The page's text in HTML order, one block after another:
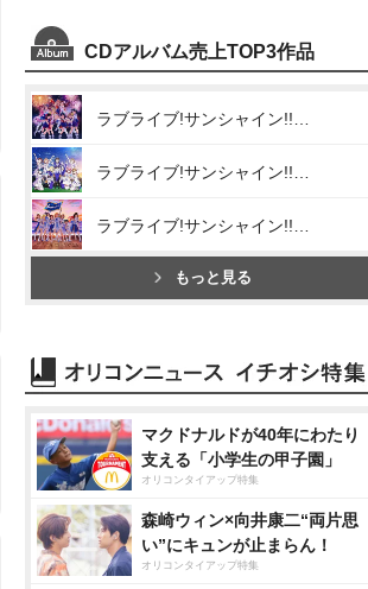
CDアルバム売上TOP3作品
もっと見る
マクドナルドが40年にわたり
支える「小学生の甲子園」
オリコンタイアップ特集
森崎ウィン×向井康二“両片思
い”にキュンが止まらん！
オリコンタイアップ特集